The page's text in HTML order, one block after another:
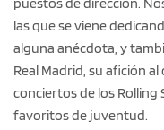
puestos de dirección.
las que se viene
alguna anécdota, y
Real Madrid, su afición
conciertos de los Rolling
favoritos de juventud.